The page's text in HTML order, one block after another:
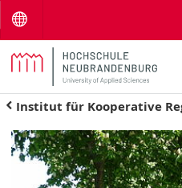
Institut für Kooperative